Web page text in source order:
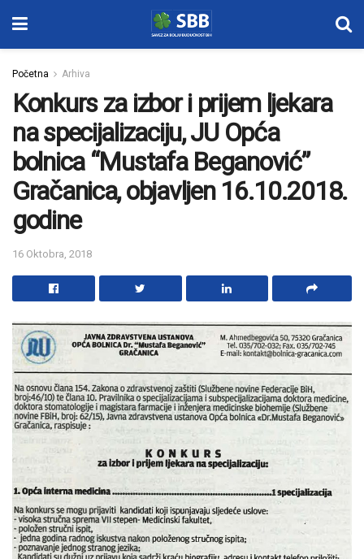
Početna Arhiva
Konkurs za izbor i prijem ljekara
na specijalizaciju, JU Opća
bolnica “Mustafa Beganović”
Gračanica, objavljen 16.10.2018.
godine
16 Oktobra, 2018